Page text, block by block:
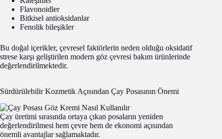
Flavonoidler
Bitkisel antioksidanlar
Fenolik bileşikler
Bu doğal içerikler, çevresel faktörlerin neden olduğu oksidatif
strese karşı geliştirilen modern göz çevresi bakım ürünlerinde
değerlendirilmektedir.
Sürdürülebilir Kozmetik Açısından Çay Posasının Önemi
Çay üretimi sırasında ortaya çıkan posaların yeniden
değerlendirilmesi hem çevre hem de ekonomi açısından
önemli avantajlar sağlamaktadır.